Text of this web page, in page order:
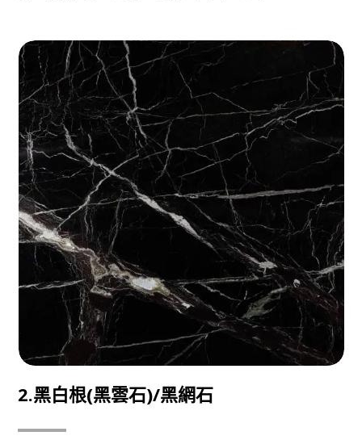
2.黑白根(黑雲石)/黑網石